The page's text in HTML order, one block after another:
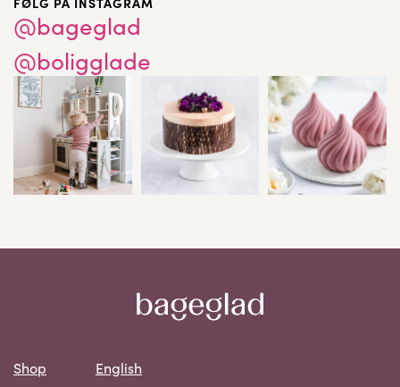
@bageglad
@boligglade
Shop English